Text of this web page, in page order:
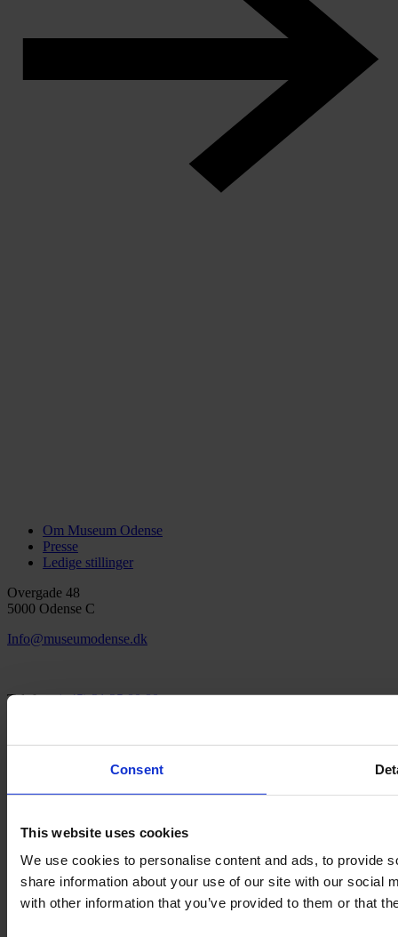
Consent
This website uses cookies
We use cookies to personalise content and ads, to provide
share information about your use of our site with our social
with other information that you’ve provided to them or that
Om Museum Odense
Presse
Ledige stillinger
Overgade 48
5000 Odense C
Info@museumodense.dk
Telefon:(+45) 31 25 80 80
CVR-nr.: 39156040